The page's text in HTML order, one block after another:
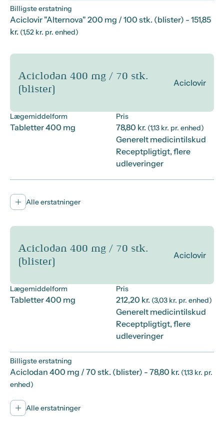
Billigste erstatning
Aciclovir "Alternova" 200 mg / 100 stk. (blister) - 151,85
kr. (1,52 kr. pr. enhed)
Aciclodan 400 mg / 70 stk.
(blister)
Aciclovir
Lægemiddelform
Tabletter 400 mg
Pris
78,80 kr. (1,13 kr. pr. enhed)
Generelt medicintilskud
Receptpligtigt, flere
udleveringer
Alle erstatninger
Aciclodan 400 mg / 70 stk.
(blister)
Aciclovir
Lægemiddelform
Tabletter 400 mg
Pris
212,20 kr. (3,03 kr. pr. enhed)
Generelt medicintilskud
Receptpligtigt, flere
udleveringer
Billigste erstatning
Aciclodan 400 mg / 70 stk. (blister) - 78,80 kr. (1,13 kr. pr.
enhed)
Alle erstatninger